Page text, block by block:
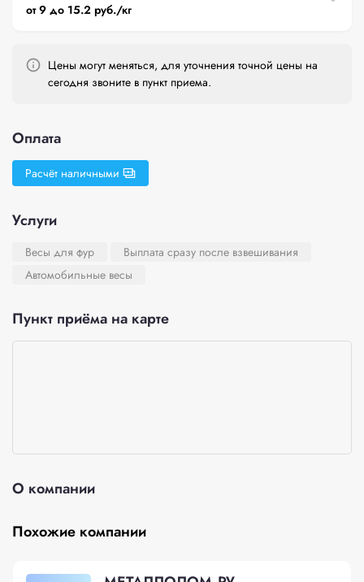
от 9 до 15.2 руб./кг
Цены могут меняться, для уточнения точной цены на
сегодня звоните в пункт приема.
Оплата
Расчёт наличными
Услуги
Весы для фур
Выплата сразу после взвешивания
Автомобильные весы
Пункт приёма на карте
О компании
Похожие компании